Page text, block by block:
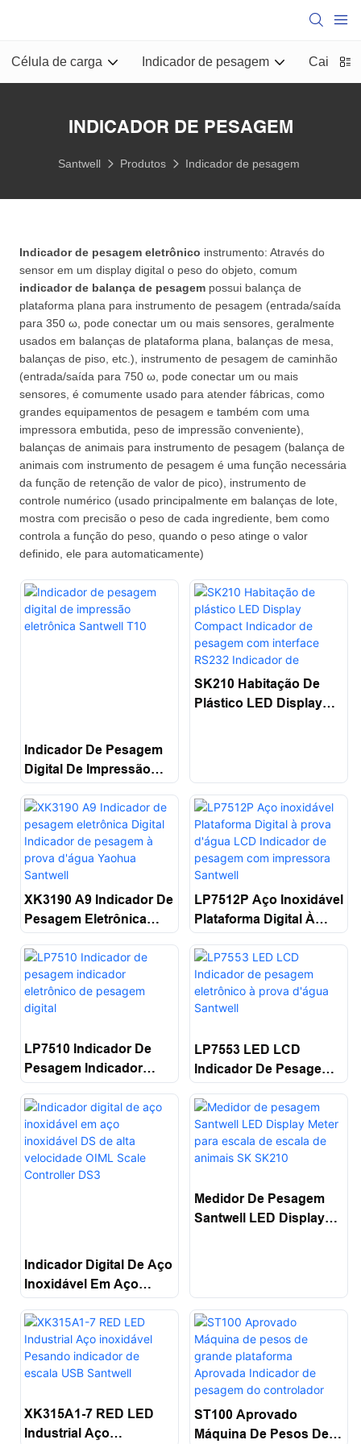
Célula de carga Indicador de pesagem Caixa
INDICADOR DE PESAGEM
Santwell Produtos Indicador de pesagem
Indicador de pesagem eletrônico instrumento: Através do
sensor em um display digital o peso do objeto, comum
indicador de balança de pesagem possui balança de
plataforma plana para instrumento de pesagem (entrada/saída
para 350 ω, pode conectar um ou mais sensores, geralmente
usados em balanças de plataforma plana, balanças de mesa,
balanças de piso, etc.), instrumento de pesagem de caminhão
(entrada/saída para 750 ω, pode conectar um ou mais
sensores, é comumente usado para atender fábricas, como
grandes equipamentos de pesagem e também com uma
impressora embutida, peso de impressão conveniente),
balanças de animais para instrumento de pesagem (balança de
animais com instrumento de pesagem é uma função necessária
da função de retenção de valor de pico), instrumento de
controle numérico (usado principalmente em balanças de lote,
mostra com precisão o peso de cada ingrediente, bem como
controla a função do peso, quando o peso atinge o valor
definido, ele para automaticamente)
Indicador De Pesagem
Digital De Impressão
SK210 Habitação De
Plástico LED Display
Pesagem Animal
Santwell
XK3190 A9 Indicador De
Pesagem Eletrônica
Pesagem À Prova
D'água Yaohua Santwell
LP7512P Aço Inoxidável
Plataforma Digital À
Indicador De Pesagem
Com Impressora
Santwell
LP7510 Indicador De
Pesagem Indicador
Eletrônico De Pesagem
Digital
LP7553 LED LCD
Indicador De Pesagem
D'água Santwell
Indicador Digital De Aço
Inoxidável Em Aço
Velocidade OIML Scale
Controller DS3
Medidor De Pesagem
Santwell LED Display
XK315A1-7 RED LED
Industrial Aço
ST100 Aprovado
Máquina De Pesos De